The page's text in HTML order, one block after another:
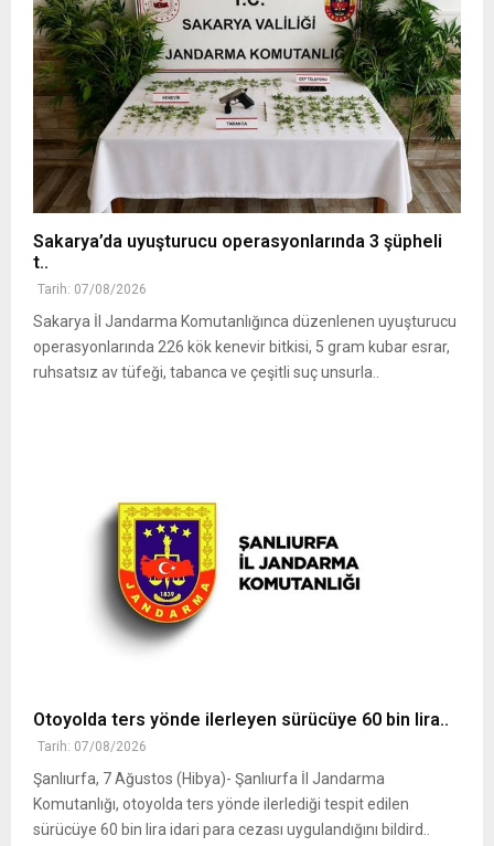
Sakarya’da uyuşturucu operasyonlarında 3 şüpheli
t..
Tarih: 07/08/2026
Sakarya İl Jandarma Komutanlığınca düzenlenen uyuşturucu
operasyonlarında 226 kök kenevir bitkisi, 5 gram kubar esrar,
ruhsatsız av tüfeği, tabanca ve çeşitli suç unsurla..
Otoyolda ters yönde ilerleyen sürücüye 60 bin lira..
Tarih: 07/08/2026
Şanlıurfa, 7 Ağustos (Hibya)- Şanlıurfa İl Jandarma
Komutanlığı, otoyolda ters yönde ilerlediği tespit edilen
sürücüye 60 bin lira idari para cezası uygulandığını bildird..